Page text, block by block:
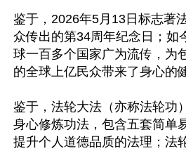
鉴于，2026年5月13日标志著
众传出的第34周年纪念日；如
球一百多个国家广为流传，为
的全球上亿民众带来了身心的
鉴于，法轮大法（亦称法轮功
身心修炼功法，包含五套简单
提升个人道德品质的法理；法